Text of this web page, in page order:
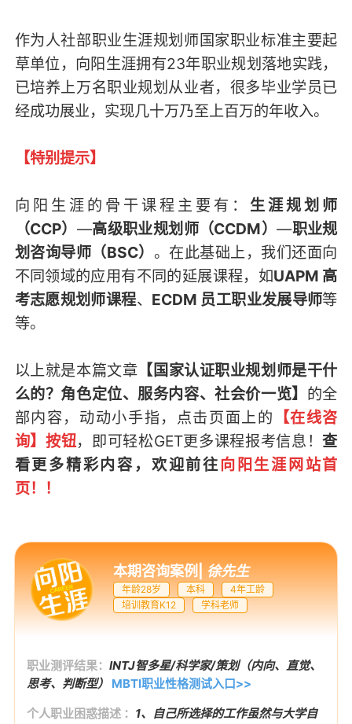
作为人社部职业生涯规划师国家职业标准主要起
草单位，向阳生涯拥有23年职业规划落地实践，
已培养上万名职业规划从业者，很多毕业学员已
经成功展业，实现几十万乃至上百万的年收入。
【特别提示】
向阳生涯的骨干课程主要有： 生涯规划师
（CCP） —高级职业规划师（CCDM）—职业规
划咨询导师（BSC） 。在此基础上，我们还面向
不同领域的应用有不同的延展课程，如UAPM 高
考志愿规划师课程、 ECDM 员工职业发展导师等
等。
以上就是本篇文章 【国家认证职业规划师是干什
么的？角色定位、服务内容、社会价一览】 的全
部内容， 动动小手指，点击页面上的
【在线咨
询】按钮，即可轻松GET更多课程报考信息 ！查
看更多精彩内容，欢迎前往向阳生涯网站首
页！！
本期咨询案例|徐先生
年龄28岁 本科
4年工龄
培训教育K12
学科老师
职业测评结果： INTJ智多星/科学家/策划（内向、直觉、
思考、判断型）
MBTI职业性格测试入口>>
个人职业困惑描述 ： 1、自己所选择的工作虽然与大学自